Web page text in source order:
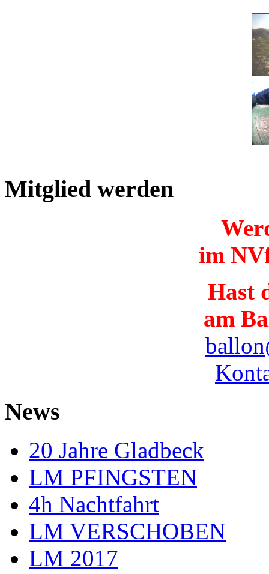
Mitglied werden
im
Hast
am
News
20 Jahre Gladbeck
LM PFINGSTEN
4h Nachtfahrt
LM VERSCHOBEN
LM 2017